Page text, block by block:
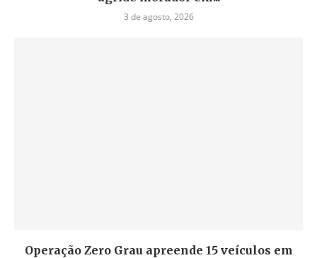
3 de agosto, 2026
Operação Zero Grau apreende 15 veículos em